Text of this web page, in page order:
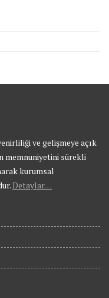
ve gelişmeye açık
memnuniyetini sürekli
kurumsal
Detaylar…